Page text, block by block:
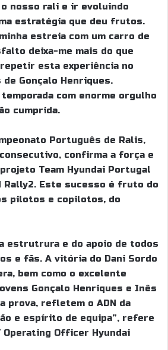
nosso rali e ir evoluindo
estratégia que deu frutos.
estreia com um carro de
deixa-me mais do que
esta experiência no
Gonçalo Henriques.
com enorme orgulho
cumprida.
Português de Ralis,
confirma a força e
Team Hyundai Portugal
Rally2. Este sucesso é fruto do
pilotos e copilotos, do
estrutrura e do apoio de todos
e fãs. A vitória do Dani Sordo
bem como o excelente
Gonçalo Henriques e Inês
prova, refletem o ADN da
e espírito de equipa”, refere
Operating Officer Hyundai